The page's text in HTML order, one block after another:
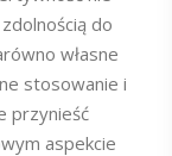
do
własne
stosowanie i
przynieść
aspekcie